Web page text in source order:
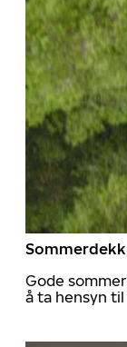
Gode
å ta hensyn